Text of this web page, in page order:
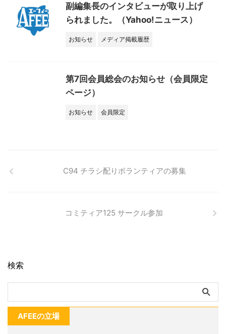
副編集長のインタビューが取り上げ
られました。（Yahoo!ニュース）
お知らせ メディア掲載履歴
第7回会員総会のお知らせ（会員限定
ページ）
お知らせ 会員限定
C94 チラシ配りボランティアの募集
コミティア125 サークル参加
検索
AFEEの立場